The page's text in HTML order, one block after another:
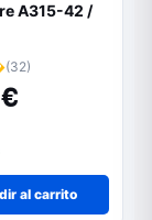
A315-42 /
51 /
(32)
al carrito